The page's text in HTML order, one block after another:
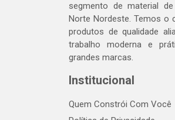
segmento de material
Norte Nordeste. Temos o
produtos de qualidade
trabalho moderna e
grandes marcas.
Institucional
Quem Constrói Com Você